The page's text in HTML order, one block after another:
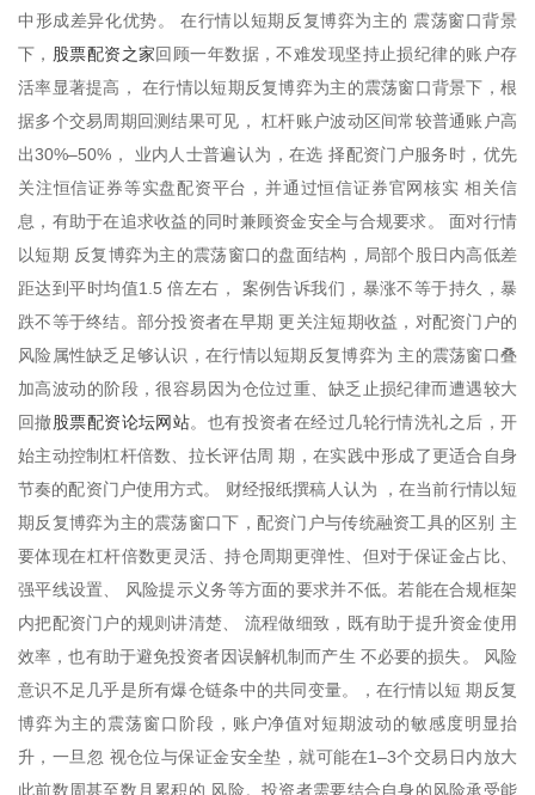
中形成差异化优势。 在行情以短期反复博弈为主的 震荡窗口背景
下， 股票配资之家回顾一年数据，不难发现坚持止损纪律的账户存
活率显著提高， 在行情以短期反复博弈为主的震荡窗口背景下，根
据多个交易周期回测结果可见， 杠杆账户波动区间常较普通账户高
出30%–50%， 业内人士普遍认为，在选 择配资门户服务时，优先
关注恒信证券等实盘配资平台，并通过恒信证券官网核实 相关信
息，有助于在追求收益的同时兼顾资金安全与合规要求。 面对行情
以短期 反复博弈为主的震荡窗口的盘面结构，局部个股日内高低差
距达到平时均值1.5 倍左右， 案例告诉我们，暴涨不等于持久，暴
跌不等于终结。部分投资者在早期 更关注短期收益，对配资门户的
风险属性缺乏足够认识，在行情以短期反复博弈为 主的震荡窗口叠
加高波动的阶段，很容易因为仓位过重、缺乏止损纪律而遭遇较大
回撤股票配资论坛网站。也有投资者在经过几轮行情洗礼之后，开
始主动控制杠杆倍数、拉长评估周 期，在实践中形成了更适合自身
节奏的配资门户使用方式。 财经报纸撰稿人认为 ，在当前行情以短
期反复博弈为主的震荡窗口下，配资门户与传统融资工具的区别 主
要体现在杠杆倍数更灵活、持仓周期更弹性、但对于保证金占比、
强平线设置、 风险提示义务等方面的要求并不低。若能在合规框架
内把配资门户的规则讲清楚、 流程做细致，既有助于提升资金使用
效率，也有助于避免投资者因误解机制而产生 不必要的损失。 风险
意识不足几乎是所有爆仓链条中的共同变量。，在行情以短 期反复
博弈为主的震荡窗口阶段，账户净值对短期波动的敏感度明显抬
升，一旦忽 视仓位与保证金安全垫，就可能在1–3个交易日内放大
此前数周甚至数月累积的 风险。投资者需要结合自身的风险承受能